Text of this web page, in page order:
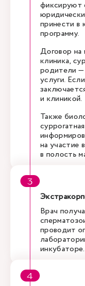
фиксируют
принести в
программу.
Договор на
клиника,
родители —
услуги.
и клиникой.
Также
на участие
в полость
Врач
проводит
инкубаторе.